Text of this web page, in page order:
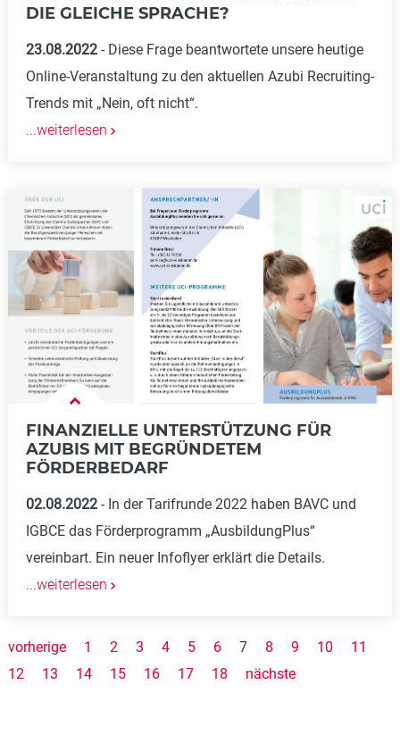
DIE GLEICHE SPRACHE?
23.08.2022
Diese Frage beantwortete unsere heutige
Online-Veranstaltung zu den aktuellen Azubi Recruiting-
Trends mit „Nein, oft nicht“.
...weiterlesen
FINANZIELLE UNTERSTÜTZUNG FÜR
AZUBIS MIT BEGRÜNDETEM
FÖRDERBEDARF
02.08.2022
In der Tarifrunde 2022 haben BAVC und
IGBCE das Förderprogramm „AusbildungPlus“
vereinbart. Ein neuer Infoflyer erklärt die Details.
...weiterlesen
vorherige 1 2 3 4 5 6 7 8 9 10
11
12
13 14 15 16 17 18 nächste